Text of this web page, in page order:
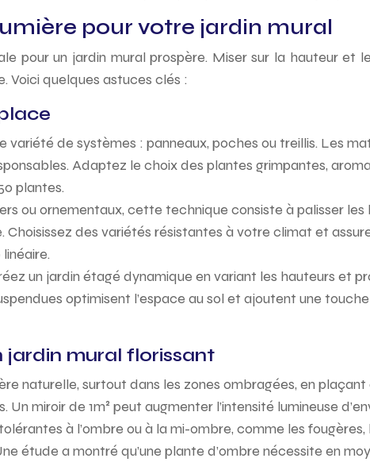
pour votre jardin mural
pour un jardin mural prospère. Miser sur la hauteur et
Voici quelques astuces clés :
variété de systèmes : panneaux, poches ou treillis. Les
Adaptez le choix des plantes grimpantes,
plantes.
ou ornementaux, cette technique consiste à palisser
des variétés résistantes à votre climat et
un jardin étagé dynamique en variant les hauteurs et
optimisent l’espace au sol et ajoutent une
jardin mural florissant
naturelle, surtout dans les zones ombragées, en
miroir de 1m² peut augmenter l’intensité lumineuse
à l’ombre ou à la mi-ombre, comme les
étude a montré qu’une plante d’ombre nécessite en